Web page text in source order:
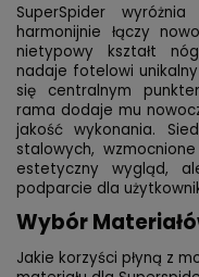
SuperSpider
harmonijnie łączy
nietypowy kształt
nadaje fotelowi
się centralnym
rama dodaje mu
jakość wykonania.
stalowych,
estetyczny wygląd,
podparcie dla
Wybór
Jakie korzyści płyną z